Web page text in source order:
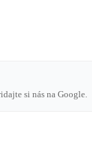
si nás na Google.